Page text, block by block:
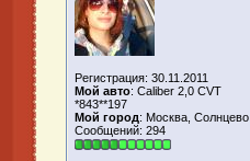
Регистрация: 30.11.2011
Мой авто: Caliber 2,0 CVT
*843**197
Мой город: Москва, Солнцево
Сообщений: 294